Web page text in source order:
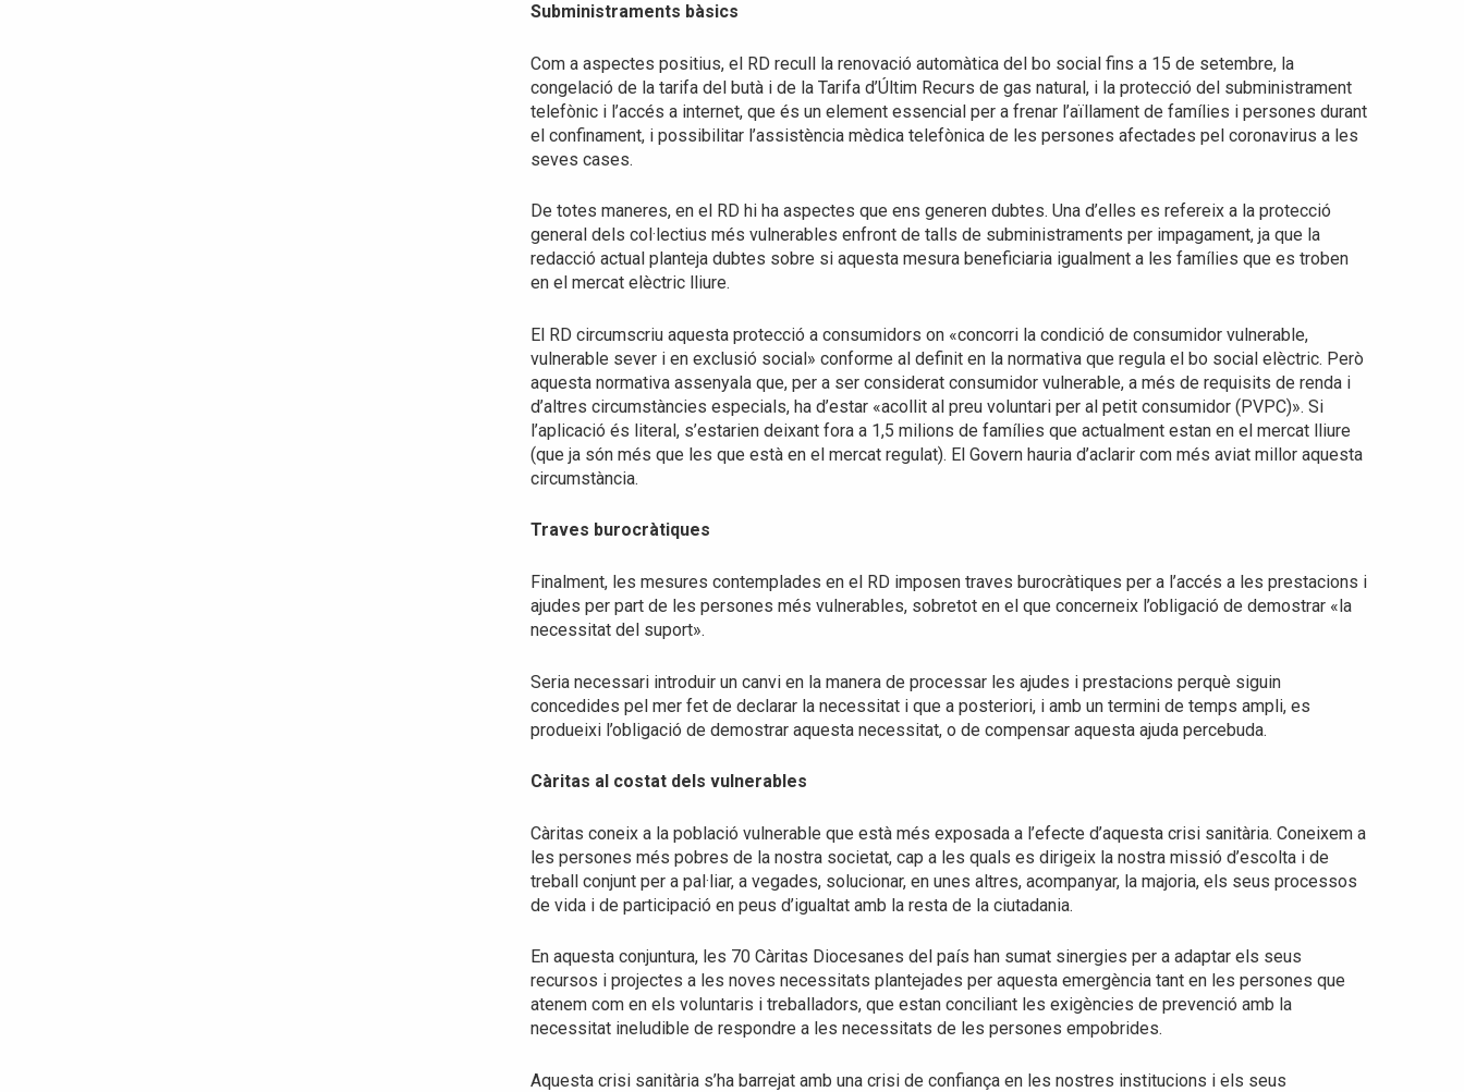
Subministraments bàsics
Com a aspectes positius, el RD recull la renovació automàtica del bo social fins a 15 de setembre, la
congelació de la tarifa del butà i de la Tarifa d’Últim Recurs de gas natural, i la protecció del subministrament
telefònic i l’accés a internet, que és un element essencial per a frenar l’aïllament de famílies i persones durant
el confinament, i possibilitar l’assistència mèdica telefònica de les persones afectades pel coronavirus a les
seves cases.
De totes maneres, en el RD hi ha aspectes que ens generen dubtes. Una d’elles es refereix a la protecció
general dels col·lectius més vulnerables enfront de talls de subministraments per impagament, ja que la
redacció actual planteja dubtes sobre si aquesta mesura beneficiaria igualment a les famílies que es troben
en el mercat elèctric lliure.
El RD circumscriu aquesta protecció a consumidors on «concorri la condició de consumidor vulnerable,
vulnerable sever i en exclusió social» conforme al definit en la normativa que regula el bo social elèctric. Però
aquesta normativa assenyala que, per a ser considerat consumidor vulnerable, a més de requisits de renda i
d’altres circumstàncies especials, ha d’estar «acollit al preu voluntari per al petit consumidor (PVPC)». Si
l’aplicació és literal, s’estarien deixant fora a 1,5 milions de famílies que actualment estan en el mercat lliure
(que ja són més que les que està en el mercat regulat). El Govern hauria d’aclarir com més aviat millor aquesta
circumstància.
Traves burocràtiques
Finalment, les mesures contemplades en el RD imposen traves burocràtiques per a l’accés a les prestacions i
ajudes per part de les persones més vulnerables, sobretot en el que concerneix l’obligació de demostrar «la
necessitat del suport».
Seria necessari introduir un canvi en la manera de processar les ajudes i prestacions perquè siguin
concedides pel mer fet de declarar la necessitat i que a posteriori, i amb un termini de temps ampli, es
produeixi l’obligació de demostrar aquesta necessitat, o de compensar aquesta ajuda percebuda.
Càritas al costat dels vulnerables
Càritas coneix a la població vulnerable que està més exposada a l’efecte d’aquesta crisi sanitària. Coneixem a
les persones més pobres de la nostra societat, cap a les quals es dirigeix la nostra missió d’escolta i de
treball conjunt per a pal·liar, a vegades, solucionar, en unes altres, acompanyar, la majoria, els seus processos
de vida i de participació en peus d’igualtat amb la resta de la ciutadania.
En aquesta conjuntura, les 70 Càritas Diocesanes del país han sumat sinergies per a adaptar els seus
recursos i projectes a les noves necessitats plantejades per aquesta emergència tant en les persones que
atenem com en els voluntaris i treballadors, que estan conciliant les exigències de prevenció amb la
necessitat ineludible de respondre a les necessitats de les persones empobrides.
Aquesta crisi sanitària s’ha barrejat amb una crisi de confiança en les nostres institucions i els seus